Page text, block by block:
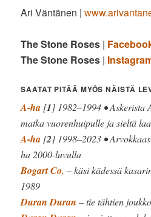
Ari Väntänen |
The Stone Roses |
The Stone Roses |
SAATAT PITÄÄ MYÖS NÄISTÄ
A-ha [1] 1982–1994 • Askerista
matka vuorenhuipulle ja sieltä
A-ha [2] 1998–2023 •
ha 2000-luvulla
Bogart Co. – käsi kädessä
1989
Duran Duran – tie tähtien